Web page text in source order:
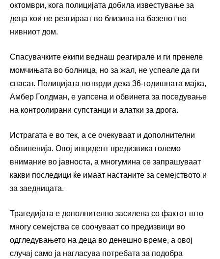
октомври, кога полицијата добила известување за
деца кои не реагираат во близина на базенот во
нивниот дом.
Спасувачките екипи веднаш реагирале и ги пренеле
момчињата во болница, но за жал, не успеале да ги
спасат. Полицијата потврди дека 36-годишната мајка,
Амбер Голдман, е уапсена и обвинета за поседување
на контролирани супстанци и алатки за дрога.
Истрагата е во тек, а се очекуваат и дополнителни
обвиненија. Овој инцидент предизвика големо
внимание во јавноста, а многумина се запрашуваат
какви последици ќе имаат настаните за семејството и
за заедницата.
Трагедијата е дополнително засилена со фактот што
многу семејства се соочуваат со предизвици во
одгледувањето на деца во денешно време, а овој
случај само ја нагласува потребата за подобра